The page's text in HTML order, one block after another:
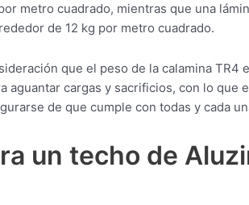
metro cuadrado, mientras que una
de 12 kg por metro cuadrado.
que el peso de la calamina TR4
aguantar cargas y sacrificios, con lo
de que cumple con todas y cada
un techo de